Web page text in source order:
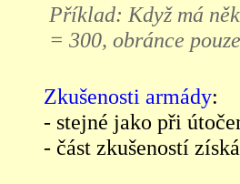
Příklad: Když má
= 300, obránce
Zkušenosti armády:
- stejné jako při
- část zkušeností